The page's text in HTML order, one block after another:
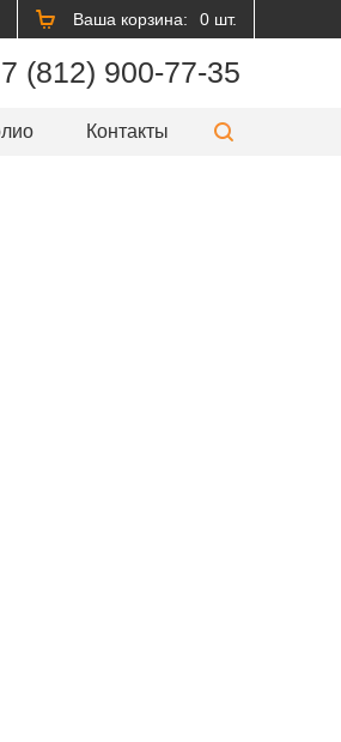
Ваша корзина: 0 шт.
7 (812) 900-77-35
Контакты